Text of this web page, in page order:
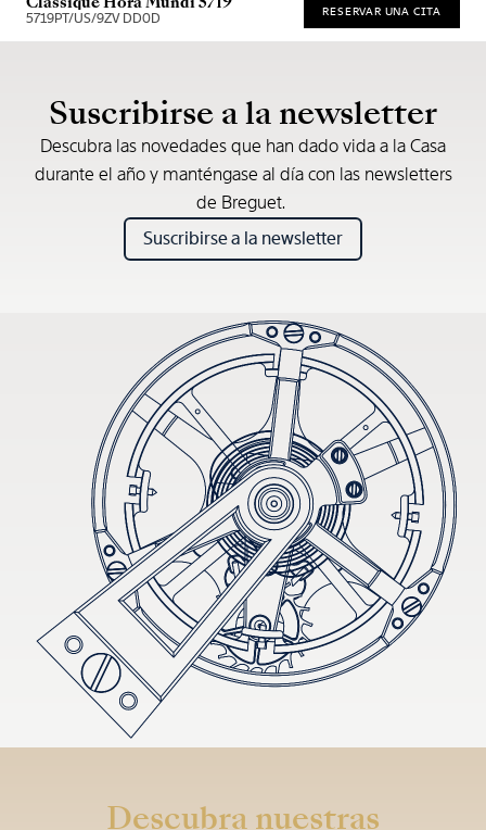
5719PT/US/9ZV DD0D RESERVAR UNA CITA
Suscribirse a la newsletter
Descubra las novedades que han dado vida a la Casa
durante el año y manténgase al día con las newsletters
de Breguet.
Suscribirse a la newsletter
Descubra nuestras